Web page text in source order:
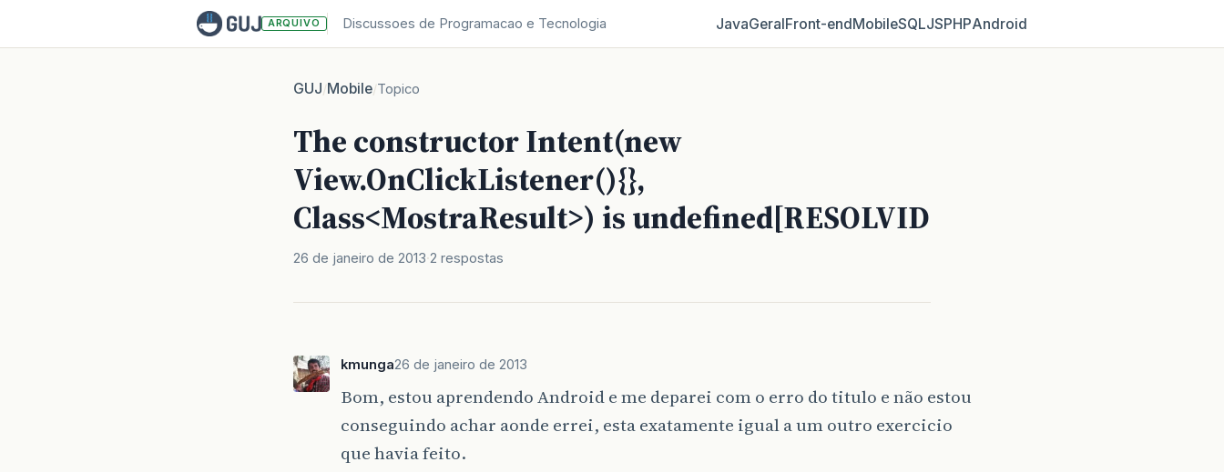
ARQUIVO Discussoes de Programacao e Tecnologia JavaGeralFront‑endMobileSQLJSPHPAndroid
GUJ/Mobile/Topico
The constructor Intent(new
View.OnClickListener(){},
Class<MostraResult>) is undefined[RESOLVID
26 de janeiro de 2013 2 respostas
kmunga26 de janeiro de 2013
Bom, estou aprendendo Android e me deparei com o erro do titulo e não estou
conseguindo achar aonde errei, esta exatamente igual a um outro exercicio
que havia feito.